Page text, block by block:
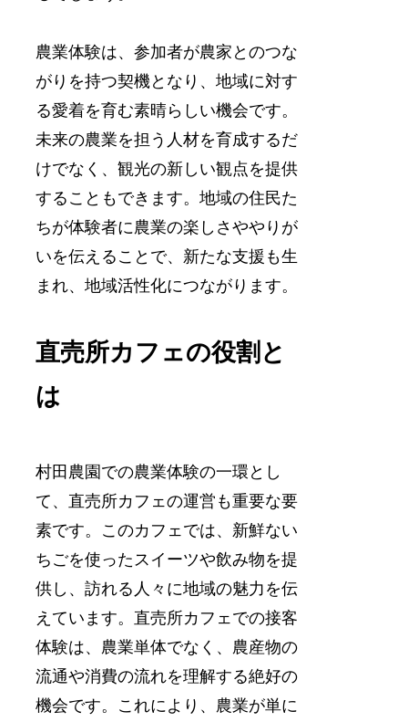
農業体験は、参加者が農家とのつな
がりを持つ契機となり、地域に対す
る愛着を育む素晴らしい機会です。
未来の農業を担う人材を育成するだ
けでなく、観光の新しい観点を提供
することもできます。地域の住民た
ちが体験者に農業の楽しさややりが
いを伝えることで、新たな支援も生
まれ、地域活性化につながります。
直売所カフェの役割と
は
村田農園での農業体験の一環とし
て、直売所カフェの運営も重要な要
素です。このカフェでは、新鮮ない
ちごを使ったスイーツや飲み物を提
供し、訪れる人々に地域の魅力を伝
えています。直売所カフェでの接客
体験は、農業単体でなく、農産物の
流通や消費の流れを理解する絶好の
機会です。これにより、農業が単に